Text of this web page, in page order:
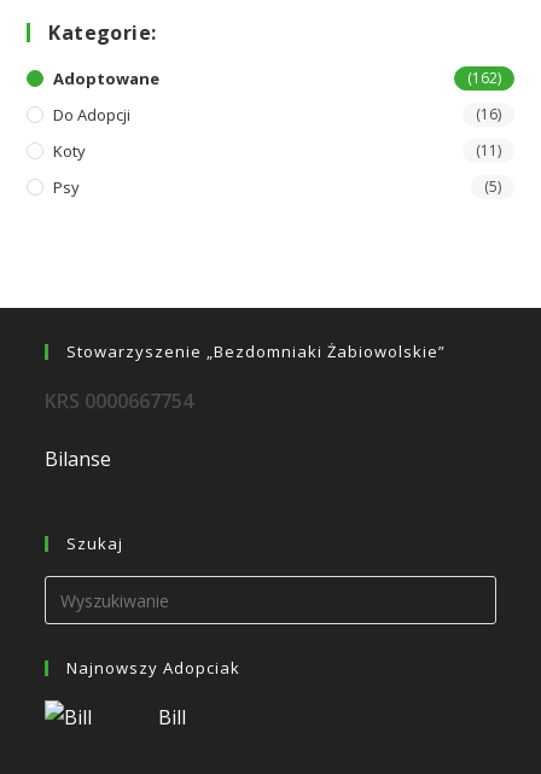
Kategorie:
Adoptowane (162)
Do Adopcji (16)
Koty (11)
Psy (5)
Stowarzyszenie „Bezdomniaki Żabiowolskie”
KRS 0000667754
Bilanse
Szukaj
Najnowszy Adopciak
Bill